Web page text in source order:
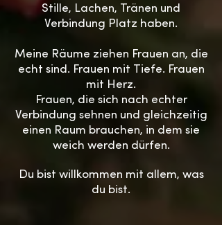
Stille, Lachen, Tränen und
Verbindung Platz haben.
Meine Räume ziehen Frauen an, die
echt sind. Frauen mit Tiefe. Frauen
mit Herz.
Frauen, die sich nach echter
Verbindung sehnen und gleichzeitig
einen Raum brauchen, in dem sie
weich werden dürfen.
Du bist willkommen mit allem, was
du bist.